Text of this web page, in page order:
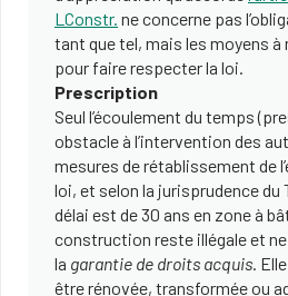
LConstr. ne concerne pas
tant que tel, mais les moyens
pour faire respecter la loi.
Prescription
Seul l’écoulement du temps
obstacle à l’intervention des
mesures de rétablissement de
loi, et selon la jurisprudence du
délai est de 30 ans en zone à
construction reste illégale et
la garantie de droits acquis.
être rénovée, transformée ou